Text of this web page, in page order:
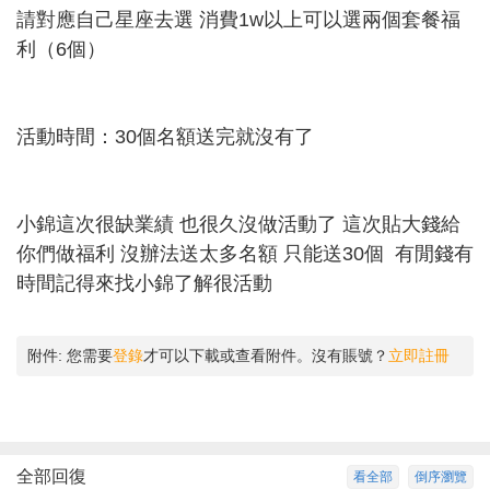
請對應自己星座去選 消費1w以上可以選兩個套餐福
利（6個）
活動時間：30個名額送完就沒有了
小錦這次很缺業績 也很久沒做活動了 這次貼大錢給
你們做福利 沒辦法送太多名額 只能送30個 有閒錢有
時間記得來找小錦了解很活動
附件: 您需要登錄才可以下載或查看附件。沒有賬號？ 立即註冊
倒序瀏覽
看全部
全部回復